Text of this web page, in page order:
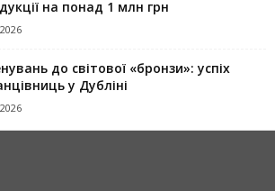
на понад 1 млн грн
до світової «бронзи»: успіх
у Дубліні